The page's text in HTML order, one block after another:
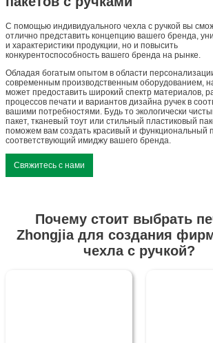
С помощью индивидуального чехла с ручкой вы
отлично представить концепцию вашего бренда,
и характеристики продукции, но и повысить
конкурентоспособность вашего бренда на рынке.
Обладая богатым опытом в области
современным производственным оборудованием,
может предоставить широкий спектр материалов,
процессов печати и вариантов дизайна ручек в
вашими потребностями. Будь то экологически
пакет, тканевый тоут или стильный пластиковый
поможем вам создать красивый и функциональный
соответствующий имиджу вашего бренда.
Свяжитесь с нами
Почему стоит выбрать
Zhongjia для создания
чехла с ручкой?